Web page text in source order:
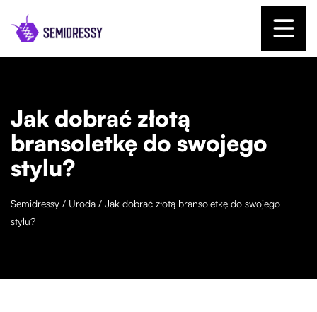
Jak dobrać złotą
bransoletkę do swojego
stylu?
Semidressy / Uroda / Jak dobrać złotą bransoletkę do swojego
stylu?